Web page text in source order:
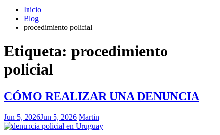
Inicio
Blog
procedimiento policial
Etiqueta: procedimiento
policial
CÓMO REALIZAR UNA DENUNCIA
Jun 5, 2026Jun 5, 2026 Martin